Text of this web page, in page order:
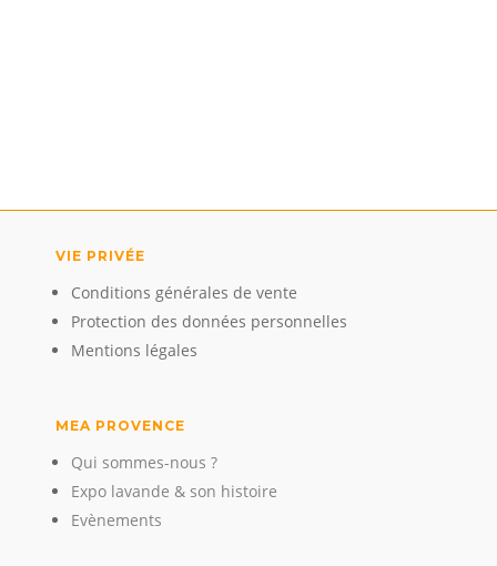
VIE PRIVÉE
Conditions générales de vente
Protection des données personnelles
Mentions légales
MEA PROVENCE
Qui sommes-nous ?
Expo lavande & son histoire
Evènements